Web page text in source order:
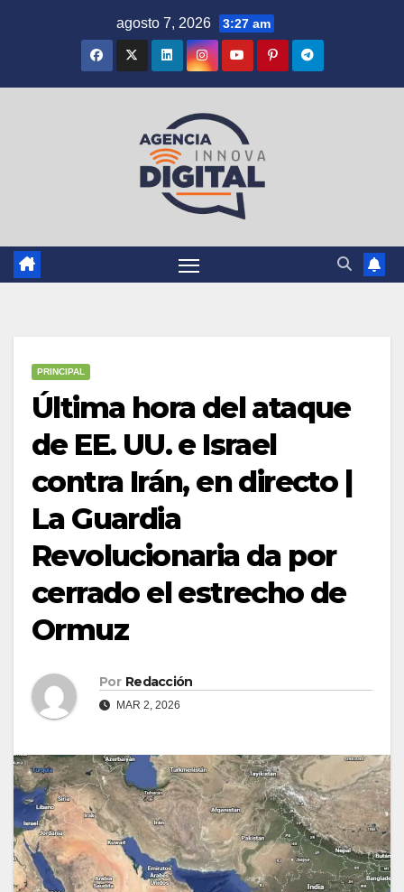
agosto 7, 2026 3:27 am
PRINCIPAL
Última hora del ataque
de EE. UU. e Israel
contra Irán, en directo |
La Guardia
Revolucionaria da por
cerrado el estrecho de
Ormuz
Por Redacción
MAR 2, 2026